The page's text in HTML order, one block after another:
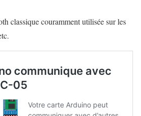
classique couramment utilisée sur les